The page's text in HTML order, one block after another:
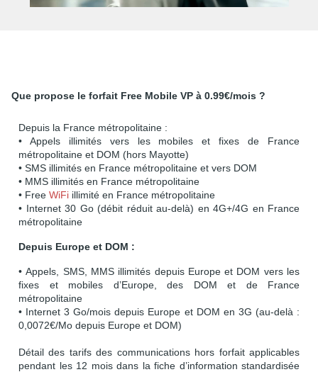
Que propose le forfait Free Mobile VP à 0.99€/mois ?
Depuis la France métropolitaine :
• Appels illimités vers les mobiles et fixes de France
métropolitaine et DOM (hors Mayotte)
• SMS illimités en France métropolitaine et vers DOM
• MMS illimités en France métropolitaine
• Free WiFi illimité en France métropolitaine
• Internet 30 Go (débit réduit au-delà) en 4G+/4G en France
métropolitaine
Depuis Europe et DOM :
• Appels, SMS, MMS illimités depuis Europe et DOM vers les
fixes et mobiles d’Europe, des DOM et de France
métropolitaine
• Internet 3 Go/mois depuis Europe et DOM en 3G (au-delà :
0,0072€/Mo depuis Europe et DOM)
Détail des tarifs des communications hors forfait applicables
pendant les 12 mois dans la fiche d’information standardisée